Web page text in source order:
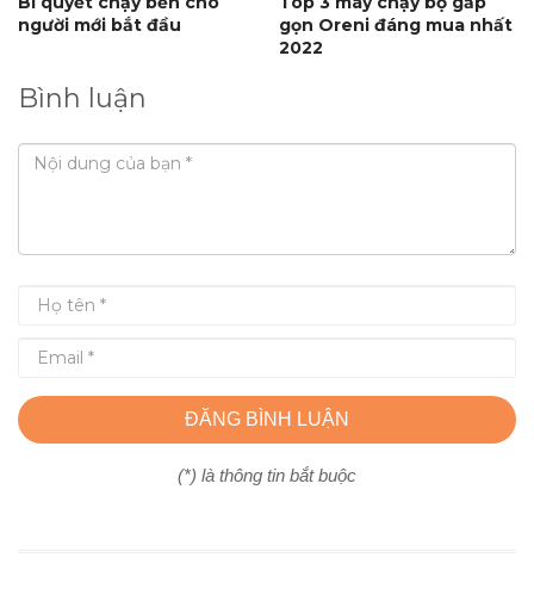
người mới bắt đầu
gọn Oreni đáng mua nhất
2022
Bình luận
ĐĂNG BÌNH LUẬN
(*) là thông tin bắt buộc